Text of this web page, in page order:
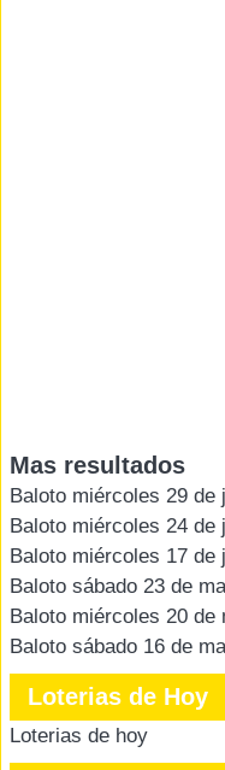
Mas resultados
Baloto miércoles 29 de
Baloto miércoles 24 de
Baloto miércoles 17 de
Baloto sábado 23 de
Baloto miércoles 20 de
Baloto sábado 16 de
Loterias de Hoy
Loterias de hoy